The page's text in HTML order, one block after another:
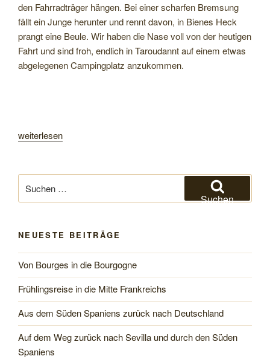
den Fahrradträger hängen. Bei einer scharfen Bremsung
fällt ein Junge herunter und rennt davon, in Bienes Heck
prangt eine Beule. Wir haben die Nase voll von der heutigen
Fahrt und sind froh, endlich in Taroudannt auf einem etwas
abgelegenen Campingplatz anzukommen.
„Von
den
Tizi-
n-
nach
Marrakesch“
weiterlesen
nach:
Suchen
NEUESTE BEITRÄGE
Von Bourges in die Bourgogne
Frühlingsreise in die Mitte Frankreichs
Aus dem Süden Spaniens zurück nach Deutschland
Auf dem Weg zurück nach Sevilla und durch den Süden
Spaniens